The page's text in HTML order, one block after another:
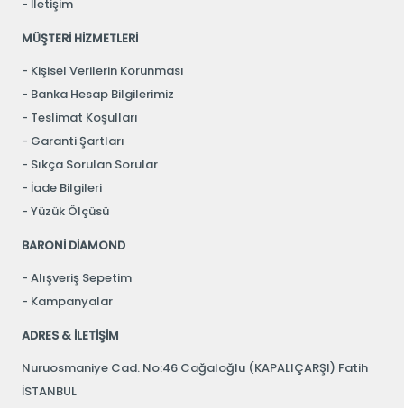
İletişim
MÜŞTERİ HİZMETLERİ
Kişisel Verilerin Korunması
Banka Hesap Bilgilerimiz
Teslimat Koşulları
Garanti Şartları
Sıkça Sorulan Sorular
İade Bilgileri
Yüzük Ölçüsü
BARONİ DİAMOND
Alışveriş Sepetim
Kampanyalar
ADRES & İLETİŞİM
Nuruosmaniye Cad. No:46 Cağaloğlu (KAPALIÇARŞI) Fatih
İSTANBUL